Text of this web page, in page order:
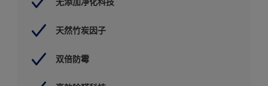
天然竹炭因子
双倍防霉